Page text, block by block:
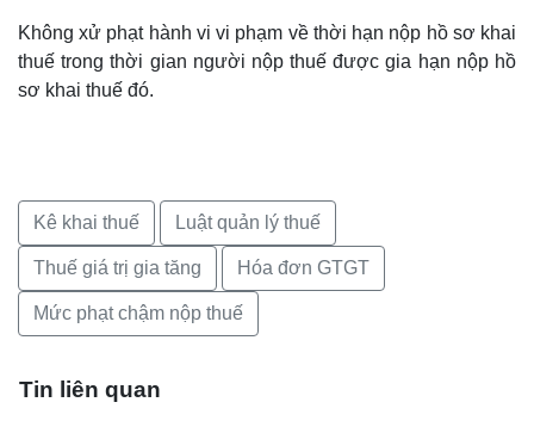
Không xử phạt hành vi vi phạm về thời hạn nộp hồ sơ khai
thuế trong thời gian người nộp thuế được gia hạn nộp hồ
sơ khai thuế đó.
Kê khai thuế Luật quản lý thuế
Thuế giá trị gia tăng Hóa đơn GTGT
Mức phạt chậm nộp thuế
Tin liên quan